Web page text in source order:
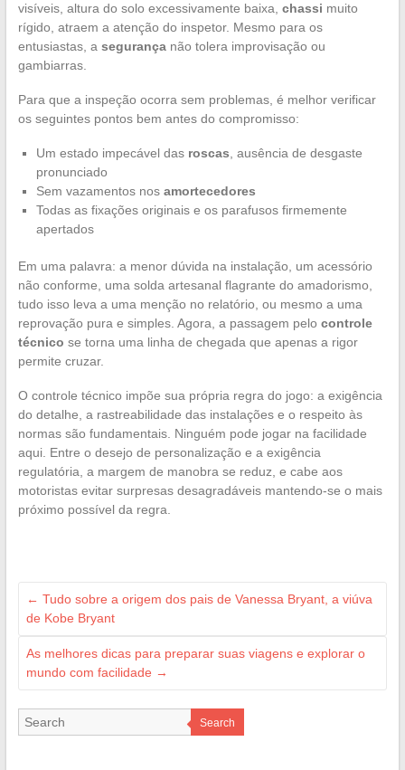
visíveis, altura do solo excessivamente baixa, chassi muito
rígido, atraem a atenção do inspetor. Mesmo para os
entusiastas, a segurançanão tolera improvisação ou
gambiarras.
Para que a inspeção ocorra sem problemas, é melhor verificar
os seguintes pontos bem antes do compromisso:
Um estado impecável das roscas , ausência de desgaste
pronunciado
Sem vazamentos nos amortecedores
Todas as fixações originais e os parafusos firmemente
apertados
Em uma palavra: a menor dúvida na instalação, um acessório
não conforme, uma solda artesanal flagrante do amadorismo,
tudo isso leva a uma menção no relatório, ou mesmo a uma
reprovação pura e simples. Agora, a passagem pelo controle
técnico se torna uma linha de chegada que apenas a rigor
permite cruzar.
O controle técnico impõe sua própria regra do jogo: a exigência
do detalhe, a rastreabilidade das instalações e o respeito às
normas são fundamentais. Ninguém pode jogar na facilidade
aqui. Entre o desejo de personalização e a exigência
regulatória, a margem de manobra se reduz, e cabe aos
motoristas evitar surpresas desagradáveis mantendo-se o mais
próximo possível da regra.
← Tudo sobre a origem dos pais de Vanessa Bryant, a viúva
de Kobe Bryant
As melhores dicas para preparar suas viagens e explorar o
mundo com facilidade →
Search